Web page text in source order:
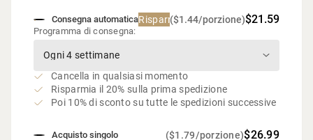
Acquisto singolo ($1.79/porzione)$26.99
Consegna automaticaRisparmia 20%
($1.44/porzione)$21.59
Programma di consegna:
Cancella in qualsiasi momento
Risparmia il 20% sulla prima spedizione
Poi 10% di sconto su tutte le spedizioni successive